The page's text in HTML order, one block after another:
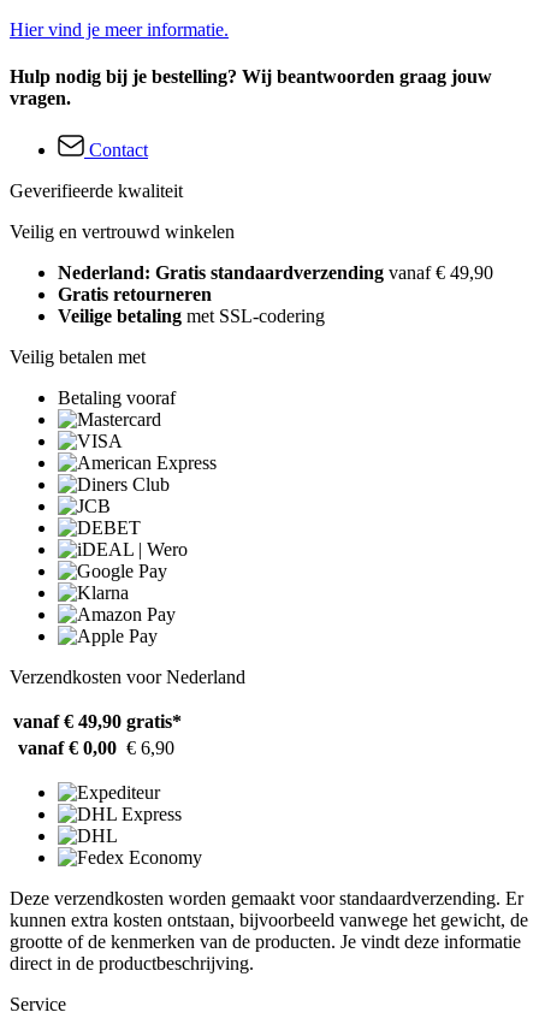
Hier vind je meer informatie.
Hulp nodig bij je bestelling? Wij beantwoorden graag jouw
vragen.
Contact
Geverifieerde kwaliteit
Veilig en vertrouwd winkelen
Nederland: Gratis standaardverzending vanaf € 49,90
Gratis retourneren
Veilige betaling met SSL-codering
Veilig betalen met
Betaling vooraf
Verzendkosten voor Nederland
vanaf € 49,90 gratis*
vanaf € 0,00 € 6,90
Deze verzendkosten worden gemaakt voor standaardverzending. Er
kunnen extra kosten ontstaan, bijvoorbeeld vanwege het gewicht, de
grootte of de kenmerken van de producten. Je vindt deze informatie
direct in de productbeschrijving.
Service